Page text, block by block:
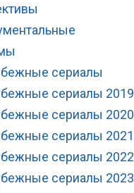
сериалы
сериалы 2019
сериалы 2020
сериалы 2021
сериалы 2022
сериалы 2023